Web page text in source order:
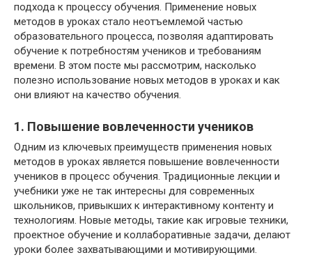
подхода к процессу обучения. Применение новых
методов в уроках стало неотъемлемой частью
образовательного процесса, позволяя адаптировать
обучение к потребностям учеников и требованиям
времени. В этом посте мы рассмотрим, насколько
полезно использование новых методов в уроках и как
они влияют на качество обучения.
1. Повышение вовлеченности учеников
Одним из ключевых преимуществ применения новых
методов в уроках является повышение вовлеченности
учеников в процесс обучения. Традиционные лекции и
учебники уже не так интересны для современных
школьников, привыкших к интерактивному контенту и
технологиям. Новые методы, такие как игровые техники,
проектное обучение и коллаборативные задачи, делают
уроки более захватывающими и мотивирующими.